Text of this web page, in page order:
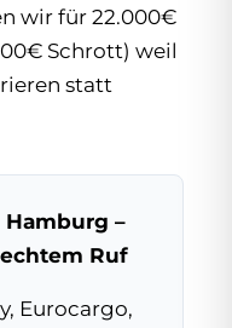
wir für 22.000€
Schrott) weil
statt
–
Ruf
Eurocargo,